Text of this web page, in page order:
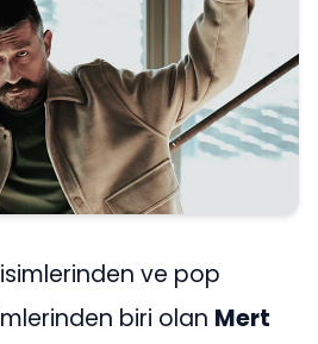
isimlerinden ve pop
biri olan Mert